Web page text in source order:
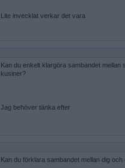
Lite invecklat verkar det vara
Kan du enkelt klargöra sambandet mellan
kusiner?
Jag behöver tänka efter
Kan du förklara sambandet mellan dig och